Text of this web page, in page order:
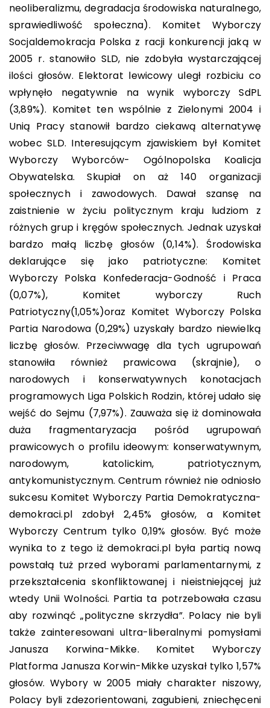
neoliberalizmu, degradacja środowiska naturalnego,
sprawiedliwość społeczna). Komitet Wyborczy
Socjaldemokracja Polska z racji konkurencji jaką w
2005 r. stanowiło SLD, nie zdobyła wystarczającej
ilości głosów. Elektorat lewicowy uległ rozbiciu co
wpłynęło negatywnie na wynik wyborczy SdPL
(3,89%). Komitet ten wspólnie z Zielonymi 2004 i
Unią Pracy stanowił bardzo ciekawą alternatywę
wobec SLD. Interesującym zjawiskiem był Komitet
Wyborczy Wyborców- Ogólnopolska Koalicja
Obywatelska. Skupiał on aż 140 organizacji
społecznych i zawodowych. Dawał szansę na
zaistnienie w życiu politycznym kraju ludziom z
różnych grup i kręgów społecznych. Jednak uzyskał
bardzo małą liczbę głosów (0,14%). Środowiska
deklarujące się jako patriotyczne: Komitet
Wyborczy Polska Konfederacja-Godność i Praca
(0,07%), Komitet wyborczy Ruch
Patriotyczny(1,05%)oraz Komitet Wyborczy Polska
Partia Narodowa (0,29%) uzyskały bardzo niewielką
liczbę głosów. Przeciwwagę dla tych ugrupowań
stanowiła również prawicowa (skrajnie), o
narodowych i konserwatywnych konotacjach
programowych Liga Polskich Rodzin, której udało się
wejść do Sejmu (7,97%). Zauważa się iż dominowała
duża fragmentaryzacja pośród ugrupowań
prawicowych o profilu ideowym: konserwatywnym,
narodowym, katolickim, patriotycznym,
antykomunistycznym. Centrum również nie odniosło
sukcesu Komitet Wyborczy Partia Demokratyczna-
demokraci.pl zdobył 2,45% głosów, a Komitet
Wyborczy Centrum tylko 0,19% głosów. Być może
wynika to z tego iż demokraci.pl była partią nową
powstałą tuż przed wyborami parlamentarnymi, z
przekształcenia skonfliktowanej i nieistniejącej już
wtedy Unii Wolności. Partia ta potrzebowała czasu
aby rozwinąć „polityczne skrzydła”. Polacy nie byli
także zainteresowani ultra-liberalnymi pomysłami
Janusza Korwina-Mikke. Komitet Wyborczy
Platforma Janusza Korwin-Mikke uzyskał tylko 1,57%
głosów. Wybory w 2005 miały charakter niszowy,
Polacy byli zdezorientowani, zagubieni, zniechęceni